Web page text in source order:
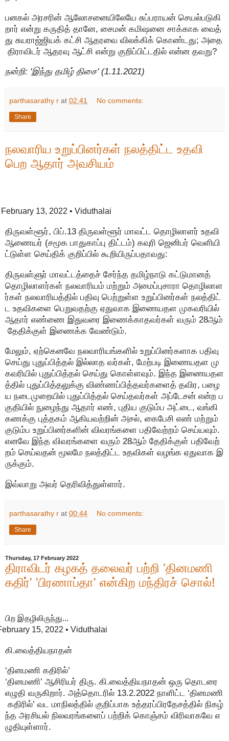
பனகல் அரசரின் ஆலோசனையிலேயே சுப்பராயன் செயல்படுகி
றார் என்று கருதித் தானே, சைமன் கமிஷனை சாக்காக வைத்
து சுயராஜ்ஜியக் கட்சி ஆதரவை விலக்கிக் கொண்டது; அதை
திராவிடர் ஆதரவு ஆட்சி என்று குறிப்பிட்டதில் என்ன தவறு?
நன்றி: 'இந்து தமிழ் திசை' (1.11.2021)
parthasarathy r at 02:41 No comments:
Share
நலவாரிய உறுப்பினர்கள் நலத்திட்ட உதவி
பெற ஆதார் அவசியம்
13, 2022• Viduthalai
திருவள்ளூர், பிப்.13 திருவள்ளூர் மாவட்ட தொழிலாளர் உதவி
ஆணையர் (சமூக பாதுகாப்பு திட்டம்) கவுரி ஜெனிபர் வெளியி
ட்டுள்ள செய்திக் குறிப்பில் கூறியிருப்பதாவது:
திருவள்ளுர் மாவட்டத்தைச் சேர்ந்த தமிழ்நாடு கட்டுமானத்
தொழிலாளர்கள் நலவாரியம் மற்றும் அமைப்புசாரா தொழிலாள
ர்கள் நலவாரியத்தில் பதிவு பெற்றுள்ள உறுப்பினர்கள் நலத்திட்
ட உதவிகளை பெறுவதற்கு ஏதுவாக இணையதள முகவரியில்
ஆதார் எண்ணை இதுவரை இணைக்காதவர்கள் வரும் 28ஆம்
தேதிக்குள் இணைக்க வேண்டும்.
மேலும், ஏற்கெனவே நலவாரியங்களில் உறுப்பினர்களாக பதிவு
செய்து புதுப்பித்தல் இல்லாத வர்கள், மேற்படி இணையதள மு
கவரியில் புதுப்பித்தல் செய்து கொள்ளவும். இந்த இணையதள
த்தில் புதுப்பித்தலுக்கு விண்ணப்பித்தவர்களைத் தவிர, பழை
ய நடைமுறையில் புதுப்பித்தல் செய்தவர்கள் அப்டேசன் என்ற ப
குதியில் நுழைந்து ஆதார் எண், புதிய குடும்ப அட்டை, வங்கி
கணக்கு புத்தகம் ஆகியவற்றின் அசல், கைபேசி எண் மற்றும்
குடும்ப உறுப்பினர்களின் விவரங்களை பதிவேற்றம் செய்யவும்.
எனவே இந்த விவரங்களை வரும் 28ஆம் தேதிக்குள் பதிவேற்
றம் செய்வதன் மூலமே நலத்திட்ட உதவிகள் வழங்க ஏதுவாக இ
ருக்கும்.
இவ்வாறு அவர் தெரிவித்துள்ளார்.
parthasarathy r at 00:44 No comments:
Share
Thursday, 17 February 2022
திராவிடர் கழகத் தலைவர் பற்றி 'தினமணி
கதிர்' 'பிரணாப்தா' என்கிற மந்திரச் சொல்!
பிற இதழிலிருந்து...
15, 2022• Viduthalai
கி.வைத்தியநாதன்
‘தினமணி கதிரில்’
‘தினமணி’ ஆசிரியர் திரு. கி.வைத்தியநாதன் ஒரு தொடரை
எழுதி வருகிறார். அத்தொடரில் 13.2.2022 நாளிட்ட ‘தினமணி
கதிரில்’ வட மாநிலத்தில் குறிப்பாக உத்தரப்பிரதேசத்தில் நிகழ்
ந்த அரசியல் நிலவரங்களைப் பற்றிக் கொஞ்சம் விரிவாகவே எ
ழுதியுள்ளார்.